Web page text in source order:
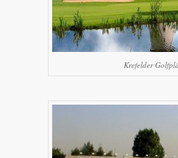
Krefelder